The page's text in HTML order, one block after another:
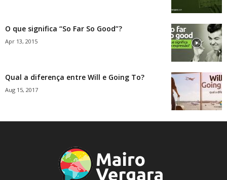
O que significa “So Far So Good”?
Apr 13, 2015
Qual a diferença entre Will e Going To?
Aug 15, 2017